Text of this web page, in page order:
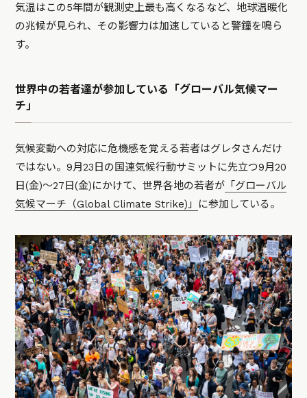
気温はこの5年間が観測史上最も高くなるなど、地球温暖化
の兆候が見られ、その影響力は加速していると警鐘を鳴ら
す。
世界中の若者達が参加している「グローバル気候マー
チ」
気候変動への対応に危機感を覚える若者はグレタさんだけ
ではない。9月23日の国連気候行動サミットに先立つ9月20
日(金)～27日(金)にかけて、世界各地の若者が 「グローバル
気候マーチ（Global Climate Strike)」 に参加している。